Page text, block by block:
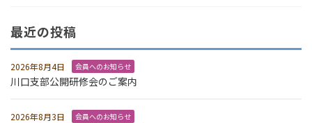
最近の投稿
2026年8月4日 会員へのお知らせ
川口支部公開研修会のご案内
2026年8月3日 会員へのお知らせ